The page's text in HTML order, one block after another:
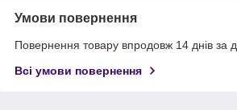
Умови повернення
Повернення товару впродовж 14 днів за
Всі умови повернення